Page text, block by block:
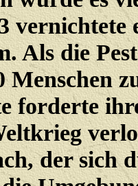
Als die
Menschen
forderte
der sich